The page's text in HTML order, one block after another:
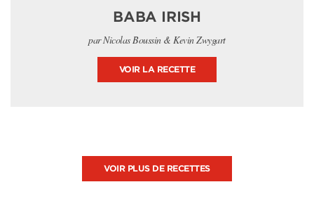
BABA IRISH
par Nicolas Boussin & Kevin Zwygart
VOIR LA RECETTE
VOIR PLUS DE RECETTES